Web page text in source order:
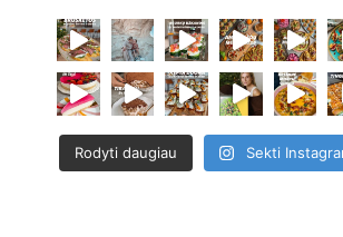
Rodyti daugiau Sekti